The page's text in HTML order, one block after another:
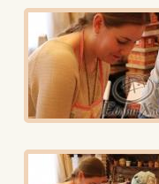
Едлин